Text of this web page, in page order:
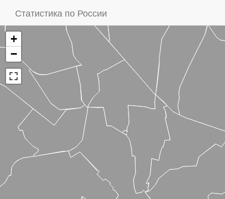
Статистика по России
+
−